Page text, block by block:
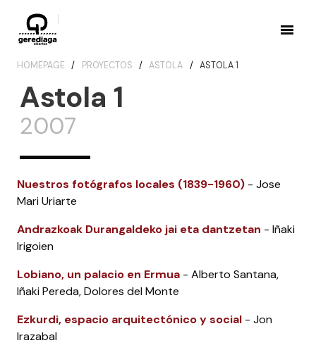
HOMEPAGE PROYECTOS ASTOLA ASTOLA 1
Astola 1
2007
Nuestros fotógrafos locales (1839-1960) - Jose
Mari Uriarte
Andrazkoak Durangaldeko jai eta dantzetan - Iñaki
Irigoien
Lobiano, un palacio en Ermua - Alberto Santana,
Iñaki Pereda, Dolores del Monte
Ezkurdi, espacio arquitectónico y social - Jon
Irazabal